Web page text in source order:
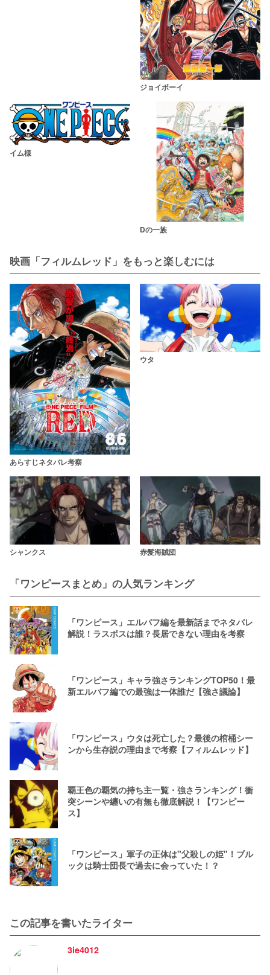
ジョイボーイ
イム様
Dの一族
映画「フィルムレッド」をもっと楽しむには
あらすじネタバレ考察
ウタ
シャンクス 赤髪海賊団
「ワンピースまとめ」の人気ランキング
「ワンピース」エルバフ編を最新話までネタバレ
解説！ラスボスは誰？長居できない理由を考察
「ワンピース」キャラ強さランキングTOP50！最
新エルバフ編での最強は一体誰だ【強さ議論】
「ワンピース」ウタは死亡した？最後の棺桶シー
ンから生存説の理由まで考察【フィルムレッド】
覇王色の覇気の持ち主一覧・強さランキング！衝
突シーンや纏いの有無も徹底解説！【ワンピー
ス】
「ワンピース」軍子の正体は"父殺しの姫"！ブル
ックは騎士団長で過去に会っていた！？
この記事を書いたライター
3ie4012